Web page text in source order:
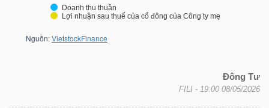
Đông Tư
FILI - 19:00 08/05/2026